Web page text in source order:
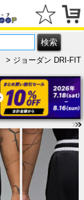
> ジョーダン DRI-FIT